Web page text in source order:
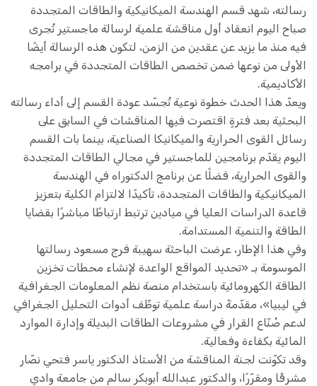
رسالته، شهد قسم الهندسة الميكانيكية والطاقات المتجددة
صباح اليوم انعقاد أول مناقشة علمية لرسالة ماجستير تُجرى
فيه منذ ما يزيد عن عقدين من الزمن، لتكون هذه الرسالة أيضًا
الأولى من نوعها ضمن تخصص الطاقات المتجددة في برامجه
الأكاديمية.
ويعدّ هذا الحدث خطوة نوعية تُجسّد عودة القسم إلى أداء رسالته
البحثية بعد فترةٍ اقتصرت فيها المناقشات في السابق على
رسائل القوى الحرارية والميكانيكا الصناعية، بينما بات القسم
اليوم يقدّم برنامجين للماجستير في مجالي الطاقات المتجددة
والقوى الحرارية، فضلًا عن برنامج الدكتوراه في الهندسة
الميكانيكية والطاقات المتجددة، تأكيدًا لالتزام الكلية بتعزيز
قاعدة الدراسات العليا في ميادين ترتبط ارتباطًا مباشرًا بقضايا
الطاقة والتنمية المستدامة.
وفي هذا الإطار، عرضت الباحثة سهيبة فرج مسعود رسالتها
الموسومة بـ «تحديد المواقع الواعدة لإنشاء محطات تخزين
الطاقة الكهرومائية باستخدام منصة نظم المعلومات الجغرافية
في ليبيا»، مقدّمةً دراسة علمية توظّف أدوات التحليل الجغرافي
لدعم صُنّاع القرار في مشروعات الطاقات البديلة وإدارة الموارد
المائية بكفاءة وفعالية.
وقد تكوّنت لجنة المناقشة من الأستاذ الدكتور ياسر فتحي نصّار
مشرفًا ومقرّرًا، والدكتور عبدالله أبوبكر سالم من جامعة وادي